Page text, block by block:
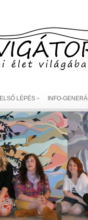
ELSŐ LÉPÉS INFO-